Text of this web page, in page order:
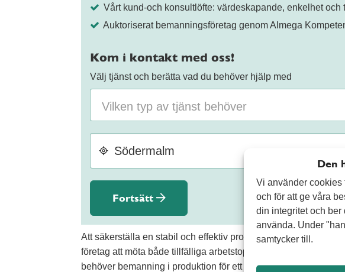
Vårt kund-och konsultlöfte: värdeskapande, enkelhet och
Auktoriserat bemanningsföretag genom Almega
Kom i kontakt med oss!
Välj tjänst och berätta vad du behöver hjälp med
Fortsätt
Att säkerställa en stabil och effektiv produktion kräver rätt
företag att möta både tillfälliga arbetstoppar och långsiktiga
behöver bemanning i produktion för ett befintligt skiftlag eller
Den
Vi använder cookies
och för att ge våra
din integritet och
använda. Under
samtycker till.